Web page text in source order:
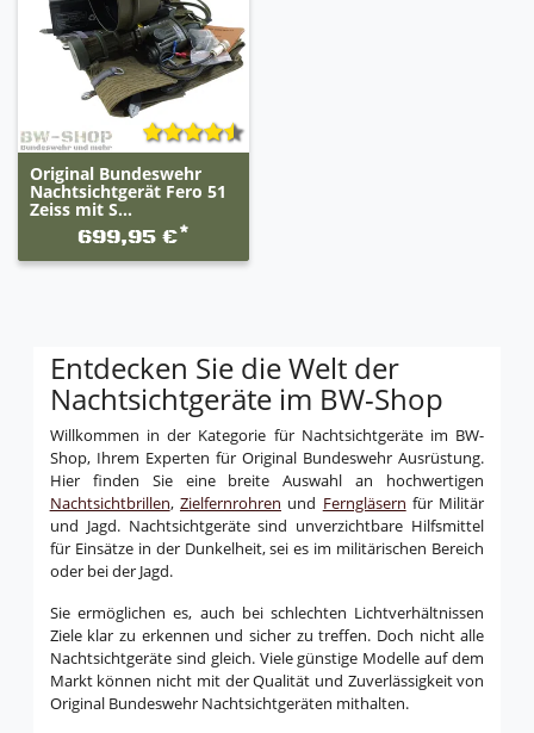
Original Bundeswehr
Nachtsichtgerät Fero 51
Zeiss mit S...
699,95 €*
Entdecken Sie die Welt der
Nachtsichtgeräte im BW-Shop
Willkommen in der Kategorie für Nachtsichtgeräte im BW-
Shop, Ihrem Experten für Original Bundeswehr Ausrüstung.
Hier finden Sie eine breite Auswahl an hochwertigen
Nachtsichtbrillen, Zielfernrohren und Ferngläsern für Militär
und Jagd. Nachtsichtgeräte sind unverzichtbare Hilfsmittel
für Einsätze in der Dunkelheit, sei es im militärischen Bereich
oder bei der Jagd.
Sie ermöglichen es, auch bei schlechten Lichtverhältnissen
Ziele klar zu erkennen und sicher zu treffen. Doch nicht alle
Nachtsichtgeräte sind gleich. Viele günstige Modelle auf dem
Markt können nicht mit der Qualität und Zuverlässigkeit von
Original Bundeswehr Nachtsichtgeräten mithalten.